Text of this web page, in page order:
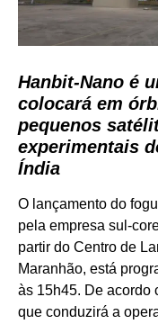
Hanbit-Nano é
colocará em
pequenos
experimentais
Índia
O lançamento do
pela empresa sul-
partir do Centro de
Maranhão, está
às 15h45. De acordo
que conduzirá a